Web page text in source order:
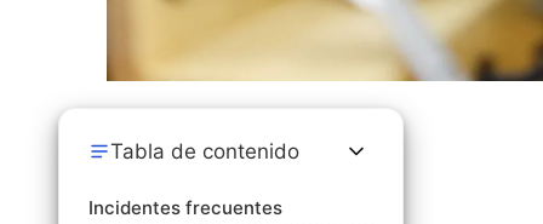
Tabla de contenido
Incidentes frecuentes